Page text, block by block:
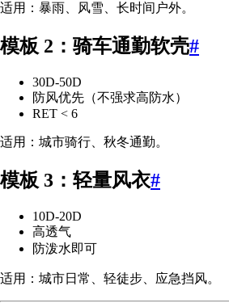
适用：暴雨、风雪、长时间户外。
模板 2：骑车通勤软壳#
30D-50D
防风优先（不强求高防水）
RET < 6
适用：城市骑行、秋冬通勤。
模板 3：轻量风衣#
10D-20D
高透气
防泼水即可
适用：城市日常、轻徒步、应急挡风。